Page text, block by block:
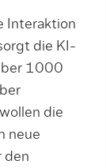
Interaktion
die KI-
1000
die
neue
den